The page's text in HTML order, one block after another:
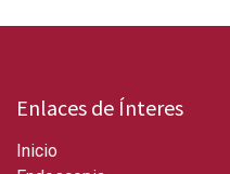
Enlaces de Ínteres
Inicio